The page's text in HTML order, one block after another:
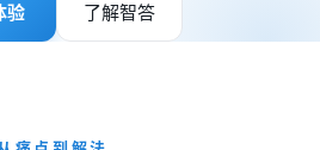
验 了解智答